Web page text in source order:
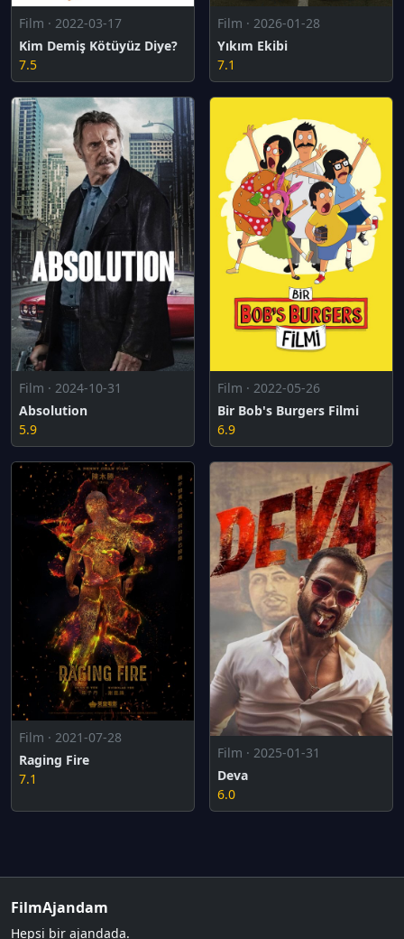
Film · 2022-03-17
Kim Demiş Kötüyüz Diye?
7.5
Film · 2026-01-28
Yıkım Ekibi
7.1
Film · 2024-10-31
Absolution
5.9
Film · 2022-05-26
Bir Bob's Burgers Filmi
6.9
Film · 2021-07-28
Raging Fire
7.1
Film · 2025-01-31
Deva
6.0
FilmAjandam
Hepsi bir ajandada.